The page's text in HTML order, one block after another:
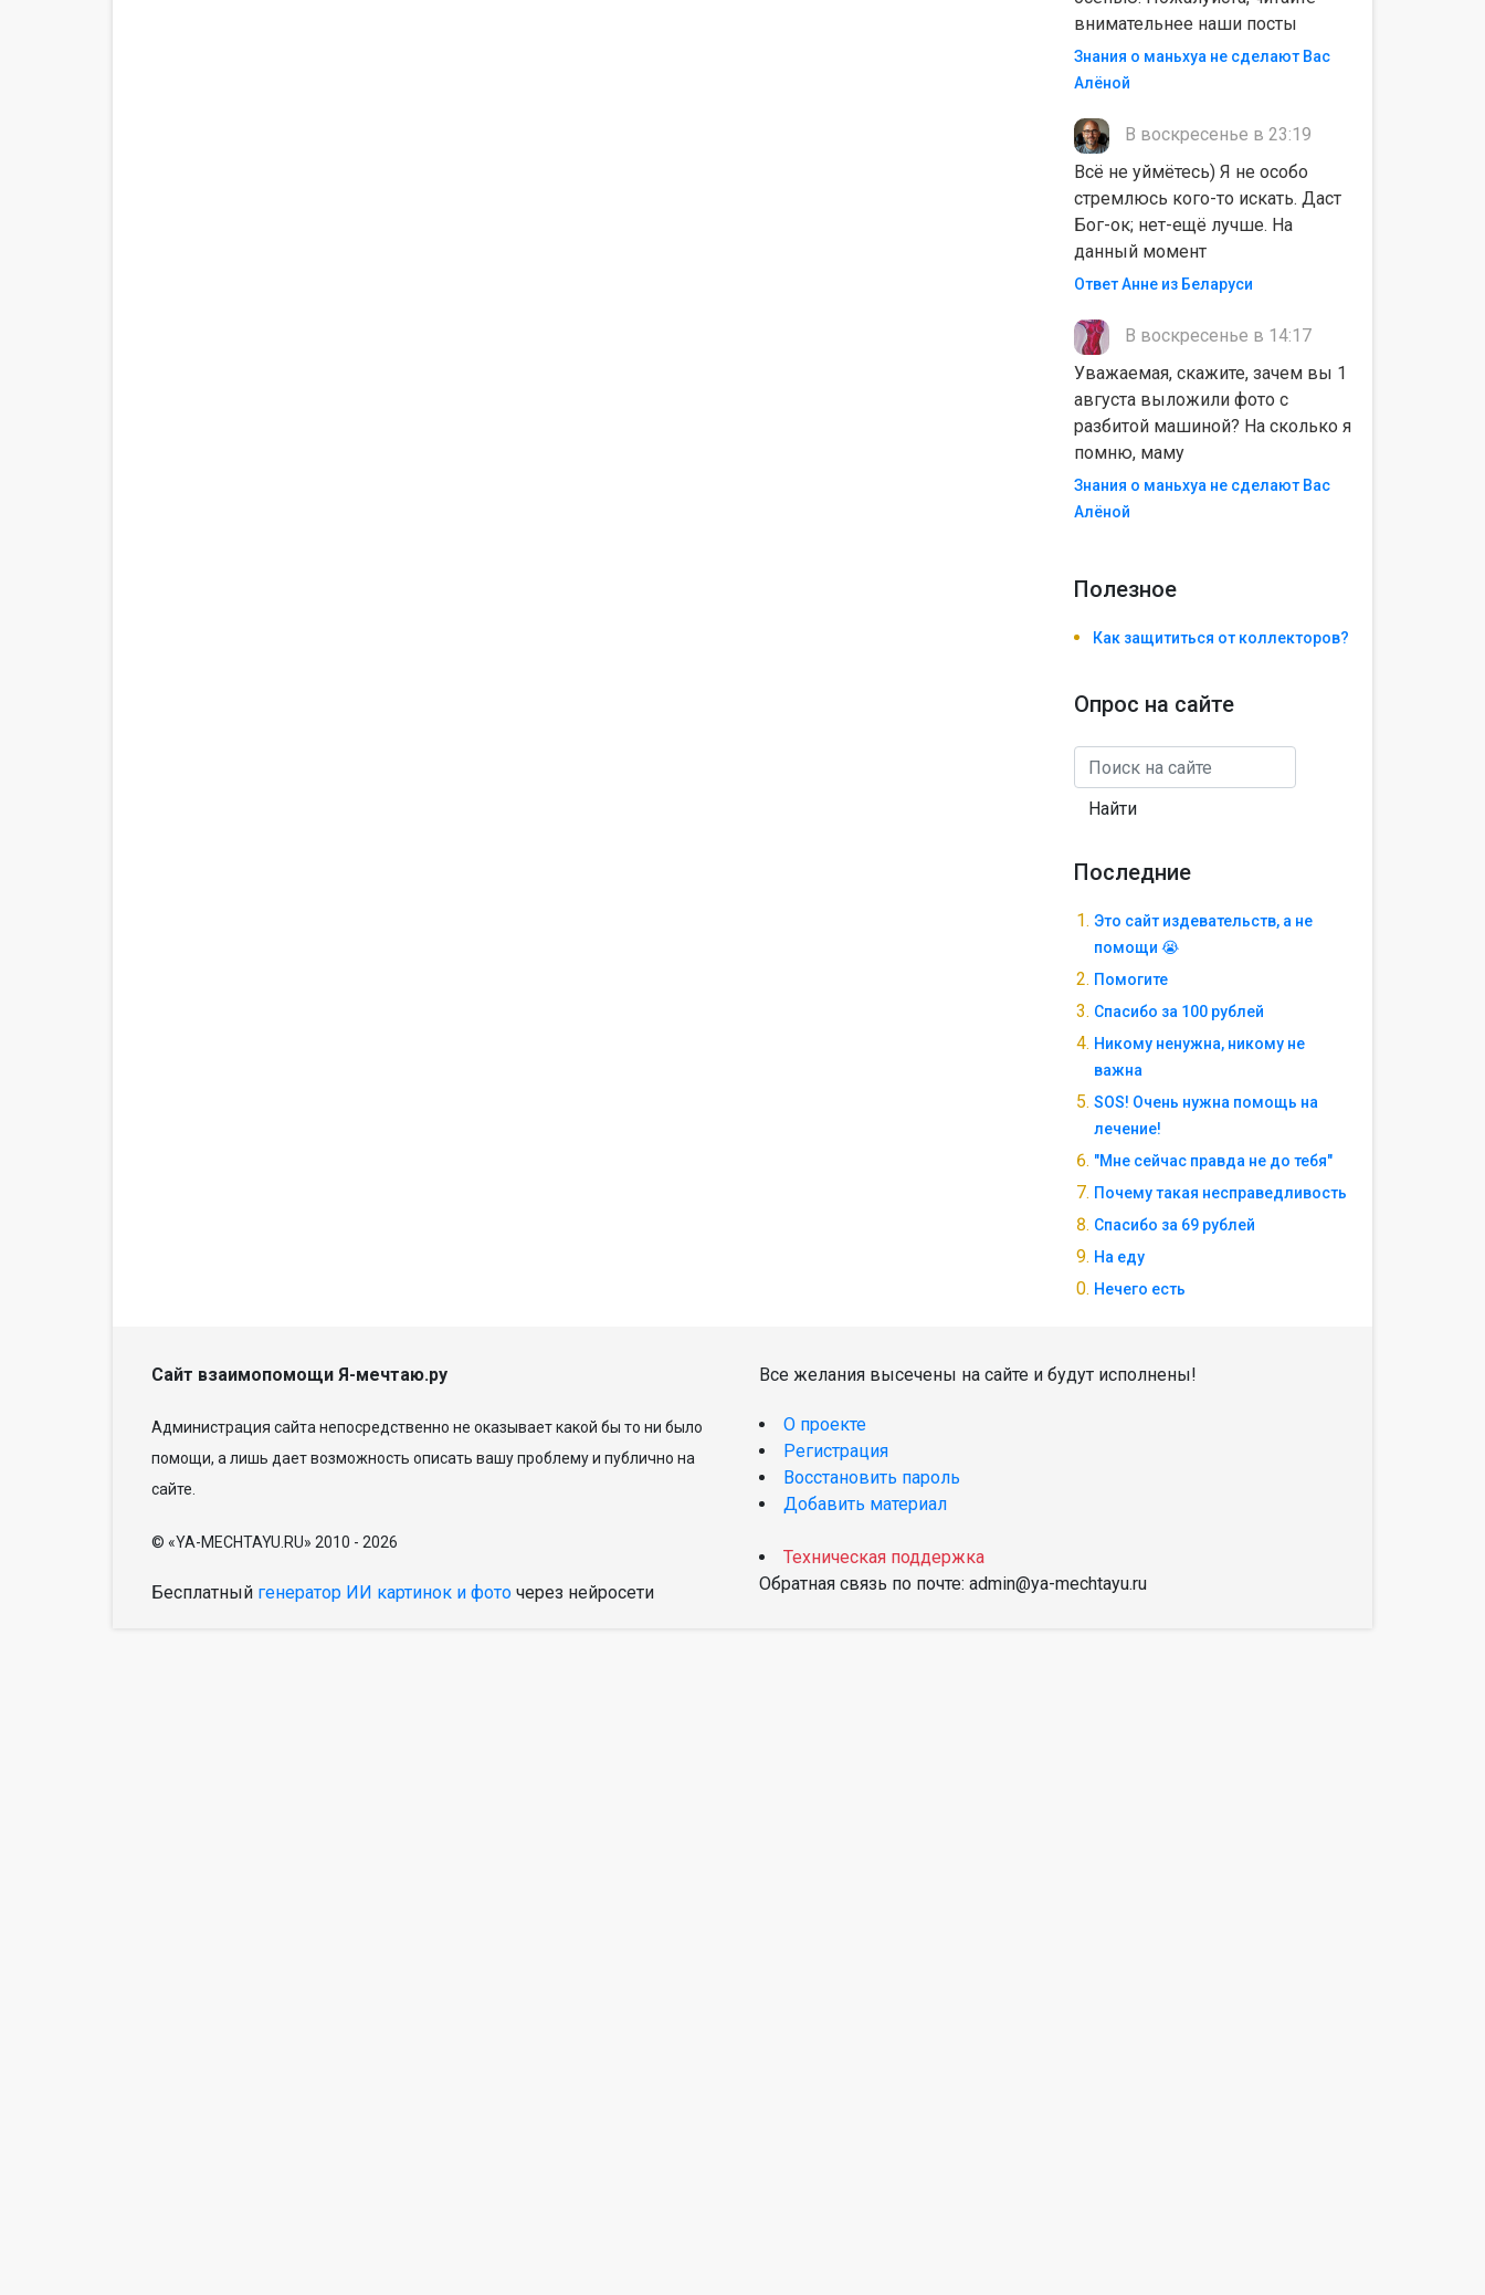
внимательнее наши посты
Знания о маньхуа не сделают Вас
Алëной
В воскресенье в 23:19
Всё не уймётесь) Я не особо
стремлюсь кого-то искать. Даст
Бог-ок; нет-ещё лучше. На
данный момент
Ответ Анне из Беларуси
В воскресенье в 14:17
Уважаемая, скажите, зачем вы 1
августа выложили фото с
разбитой машиной? На сколько я
помню, маму
Знания о маньхуа не сделают Вас
Алëной
Полезноe
Как защититься от коллекторов?
Опрос на сайте
Найти
Последние
Это сайт издевательств, а не
помощи 😭
Помогите
Спасибо за 100 рублей
Никому ненужна, никому не
важна
SOS! Очень нужна помощь на
лечение!
"Мне сейчас правда не до тебя"
Почему такая несправедливость
Спасибо за 69 рублей
На еду
Нечего есть
Сайт взаимопомощи Я-мечтаю.ру
Администрация сайта непосредственно не оказывает какой бы то ни было
помощи, а лишь дает возможность описать вашу проблему и публично на
сайте.
© «YA-MECHTAYU.RU» 2010 - 2026
Бесплатный генератор ИИ картинок и фото через нейросети
Все желания высечены на сайте и будут исполнены!
О проекте
Регистрация
Восстановить пароль
Добавить материал
Техническая поддержка
Обратная связь по почте: admin@ya-mechtayu.ru